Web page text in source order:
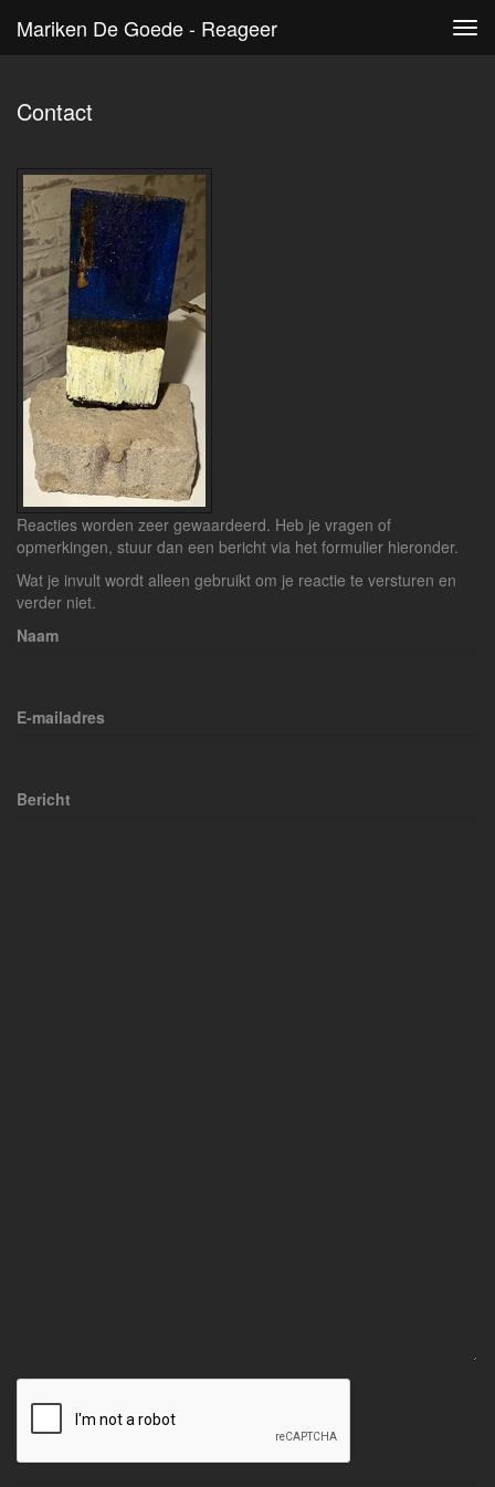
Mariken De Goede - Reageer
Contact
Reacties worden zeer gewaardeerd. Heb je vragen of
opmerkingen, stuur dan een bericht via het formulier hieronder.
Wat je invult wordt alleen gebruikt om je reactie te versturen en
verder niet.
Naam
E-mailadres
Bericht